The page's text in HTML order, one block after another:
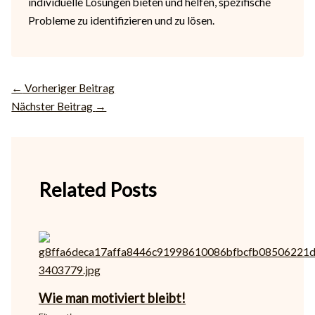
Probleme zu identifizieren und zu lösen.
← Vorheriger Beitrag
Nächster Beitrag →
Related Posts
Wie man motiviert bleibt!